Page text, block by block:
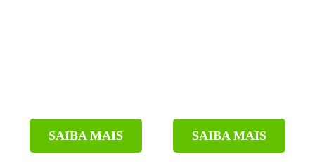
SAIBA MAIS SAIBA MAIS